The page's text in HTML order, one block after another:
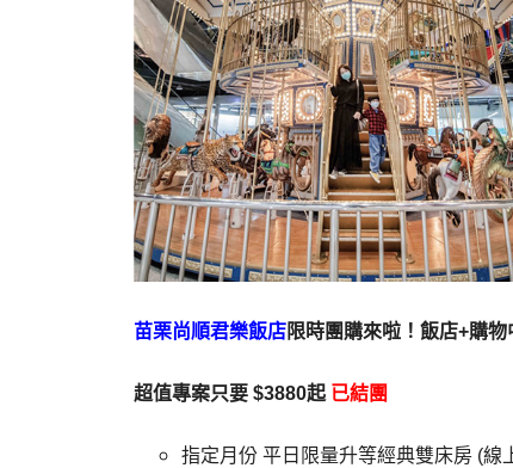
苗栗尚順君樂飯店限時團購來啦！ 飯店+購物
超值專案只要 $3880起 已結團
指定月份 平日限量升等經典雙床房 (線